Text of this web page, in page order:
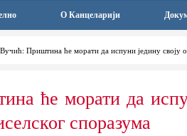
О Канцеларији
Приштина ће морати да испуни једину своју
ће морати да
споразума